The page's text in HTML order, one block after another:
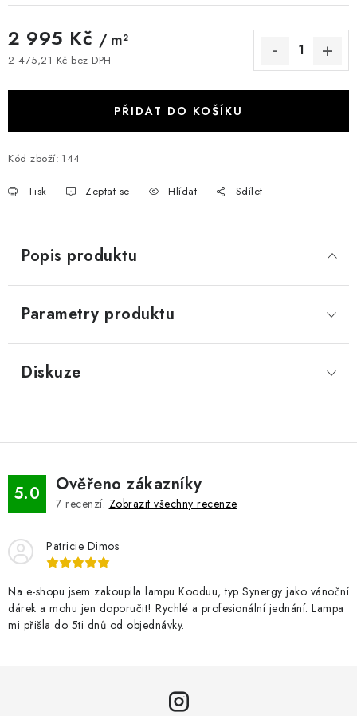
2 995 Kč / m²
2 475,21 Kč bez DPH
PŘIDAT DO KOŠÍKU
Kód zboží: 144
Tisk Zeptat se Hlídat Sdílet
Popis produktu
Parametry produktu
Diskuze
5.0 Ověřeno zákazníky
7 recenzí. Zobrazit všechny recenze
Patricie Dimos
Na e-shopu jsem zakoupila lampu Kooduu, typ Synergy jako vánoční
dárek a mohu jen doporučit! Rychlé a profesionální jednání. Lampa
mi přišla do 5ti dnů od objednávky.